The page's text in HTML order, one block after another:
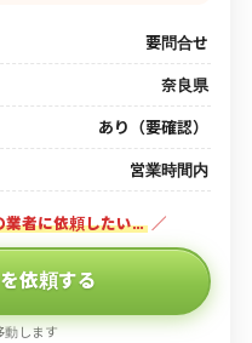
要問合せ
奈良県
あり（要確認）
営業時間内
業者に依頼したい… ／
依頼する
動します